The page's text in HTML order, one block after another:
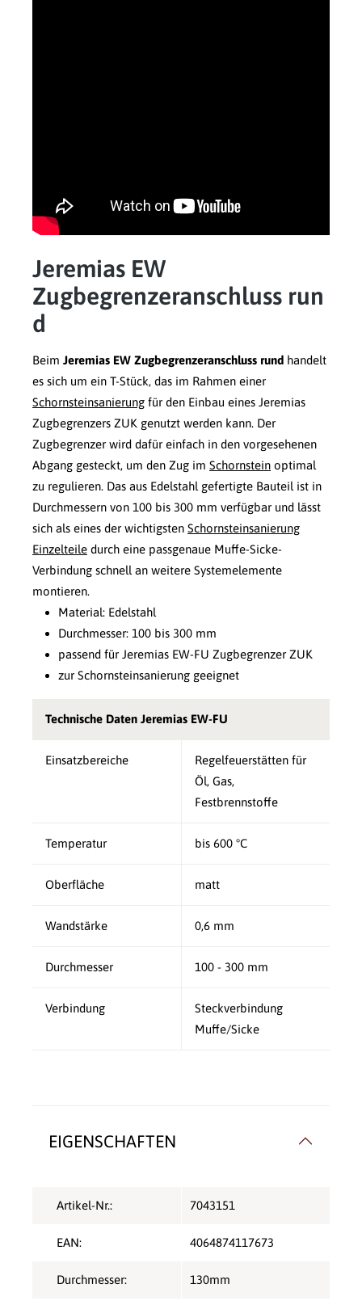
Jeremias EW
Zugbegrenzeranschluss run
d
Beim Jeremias EW Zugbegrenzeranschluss rund handelt
es sich um ein T-Stück, das im Rahmen einer
Schornsteinsanierung für den Einbau eines Jeremias
Zugbegrenzers ZUK genutzt werden kann. Der
Zugbegrenzer wird dafür einfach in den vorgesehenen
Abgang gesteckt, um den Zug im Schornstein optimal
zu regulieren. Das aus Edelstahl gefertigte Bauteil ist in
Durchmessern von 100 bis 300 mm verfügbar und lässt
sich als eines der wichtigsten Schornsteinsanierung
Einzelteile durch eine passgenaue Muffe-Sicke-
Verbindung schnell an weitere Systemelemente
montieren.
Material: Edelstahl
Durchmesser: 100 bis 300 mm
passend für Jeremias EW-FU Zugbegrenzer ZUK
zur Schornsteinsanierung geeignet
Technische Daten Jeremias EW-FU
Einsatzbereiche
Regelfeuerstätten für
Öl, Gas,
Festbrennstoffe
Temperatur bis 600 °C
Oberfläche matt
Wandstärke 0,6 mm
Durchmesser 100 - 300 mm
Verbindung
Steckverbindung
Muffe/Sicke
EIGENSCHAFTEN
Artikel-Nr.: 7043151
EAN: 4064874117673
Durchmesser: 130mm